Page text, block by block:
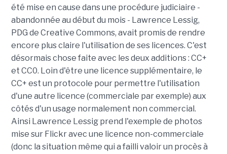
été mise en cause dans une procédure judiciaire -
abandonnée au début du mois - Lawrence Lessig,
PDG de Creative Commons, avait promis de rendre
encore plus claire l'utilisation de ses licences. C'est
désormais chose faite avec les deux additions : CC+
et CC0. Loin d'être une licence supplémentaire, le
CC+ est un protocole pour permettre l'utilisation
d'une autre licence (commerciale par exemple) aux
côtés d'un usage normalement non commercial.
Ainsi Lawrence Lessig prend l'exemple de photos
mise sur Flickr avec une licence non-commerciale
(donc la situation même qui a failli valoir un procès à